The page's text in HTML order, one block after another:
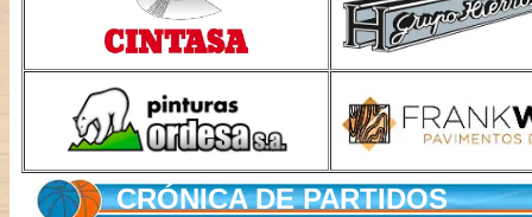
CRÓNICA DE PARTIDOS